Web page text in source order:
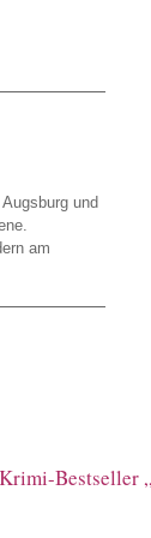
und
am
Bestseller